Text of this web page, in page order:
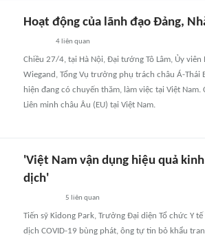
Hoạt động của lãnh đạo Đảng,
4 liên quan
Chiều 27/4, tại Hà Nội, Đại tướng Tô Lâm, Ủy
Wiegand, Tổng Vụ trưởng phụ trách châu Á-Thái
hiện đang có chuyến thăm, làm việc tại Việt
Liên minh châu Âu (EU) tại Việt Nam.
'Việt Nam vận dụng hiệu quả
dịch'
5 liên quan
Tiến sỹ Kidong Park, Trưởng Đại diện Tổ chức Y
dịch COVID-19 bùng phát, ông tự tin bỏ khẩu